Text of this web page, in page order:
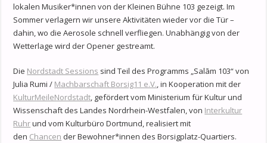
lokalen Musiker*innen von der Kleinen Bühne 103 gezeigt. Im
Sommer verlagern wir unsere Aktivitäten wieder vor die Tür –
dahin, wo die Aerosole schnell verfliegen. Unabhängig von der
Wetterlage wird der Opener gestreamt.
Die Nordstadt Sessions sind Teil des Programms „Salām 103“ von
Julia Rumi / Machbarschaft Borsig11 e.V., in Kooperation mit der
KulturMeileNordstadt, gefördert vom Ministerium für Kultur und
Wissenschaft des Landes Nordrhein-Westfalen, von Interkultur
Ruhrund vom Kulturbüro Dortmund, realisiert mit
den Chancen der Bewohner*innen des Borsigplatz-Quartiers.